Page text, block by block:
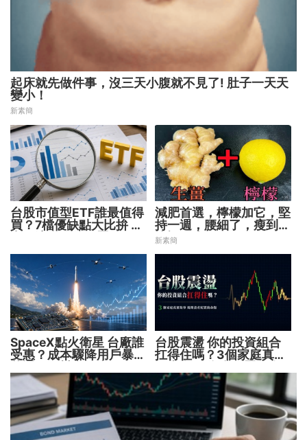
起床就先做件事，沒三天小腹就不見了! 肚子一天天
變小！
新素簡
台股市值型ETF誰最值得
買？7檔優缺點大比拚 找
減肥首選，檸檬加它，堅
持一週，腰細了，瘦到你
懷疑人生
新素簡
SpaceX點火衛星 台廠誰
受惠？成本驟降用戶暴增
台股震盪 你的投資組合
扛得住嗎？3個家庭真實
傷